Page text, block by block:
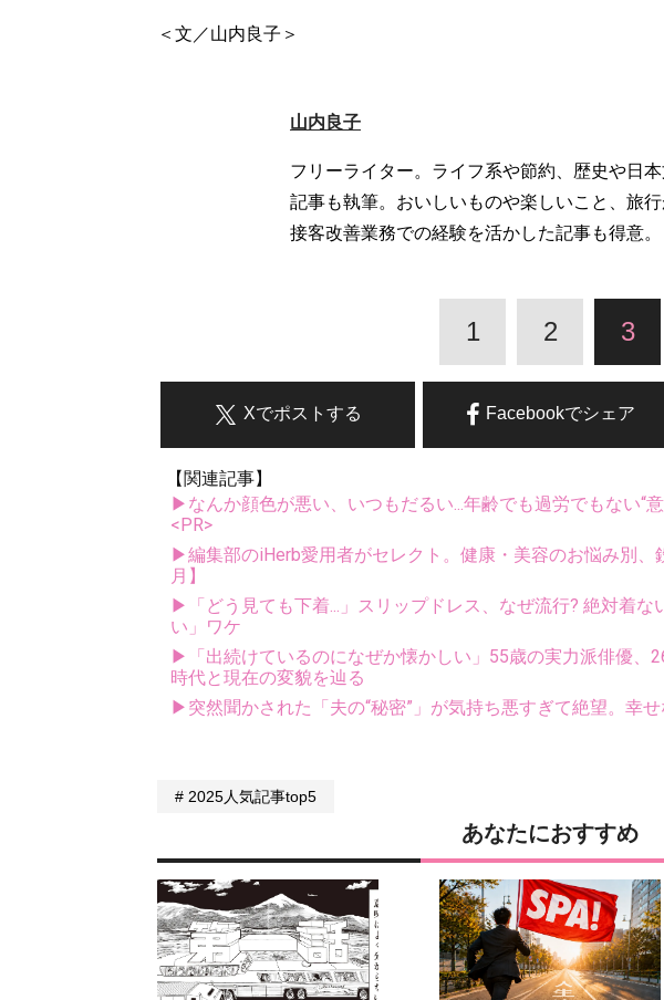
＜文／山内良子＞
山内良子
フリーライター。ライフ系や節約、歴史や日
記事も執筆。おいしいものや楽しいこと、旅
接客改善業務での経験を活かした記事も得意。
1 2 3
Facebookでシェア
Xでポストする
【関連記事】
▶なんか顔色が悪い、いつもだるい...年齢でも過労でもない“
<PR>
▶編集部のiHerb愛用者がセレクト。健康・美容のお悩み別、
月】
▶「どう見ても下着...」スリップドレス、なぜ流行? 絶対着な
い」ワケ
▶「出続けているのになぜか懐かしい」55歳の実力派俳優、
時代と現在の変貌を辿る
▶突然聞かされた「夫の“秘密”」が気持ち悪すぎて絶望。幸
2025人気記事top5
あなたにおすすめ